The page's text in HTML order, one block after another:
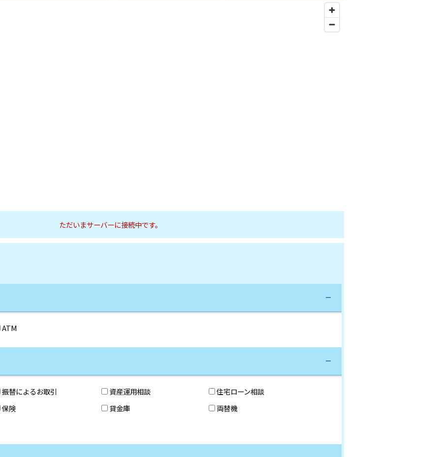
ただいまサーバーに接続中です。
ATM
振替によるお取引 資産運用相談
住宅ローン相談
保険 貸金庫
両替機